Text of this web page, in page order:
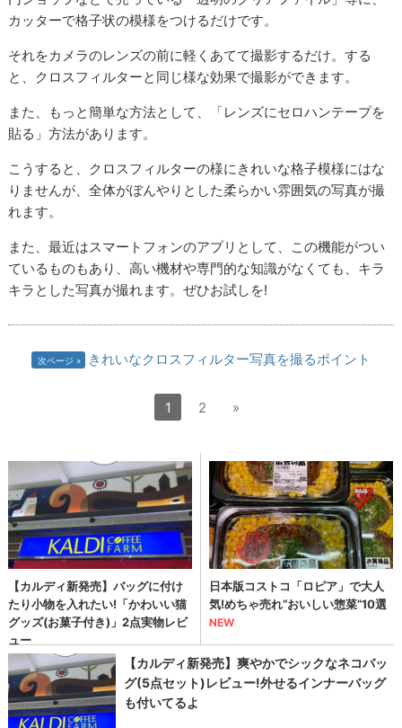
カッターで格子状の模様をつけるだけです。
それをカメラのレンズの前に軽くあてて撮影するだけ。する
と、クロスフィルターと同じ様な効果で撮影ができます。
また、もっと簡単な方法として、「レンズにセロハンテープを
貼る」方法があります。
こうすると、クロスフィルターの様にきれいな格子模様にはな
りませんが、全体がぼんやりとした柔らかい雰囲気の写真が撮
れます。
また、最近はスマートフォンのアプリとして、この機能がつい
ているものもあり、高い機材や専門的な知識がなくても、キラ
キラとした写真が撮れます。ぜひお試しを!
次ページ きれいなクロスフィルター写真を撮るポイント
1 2 »